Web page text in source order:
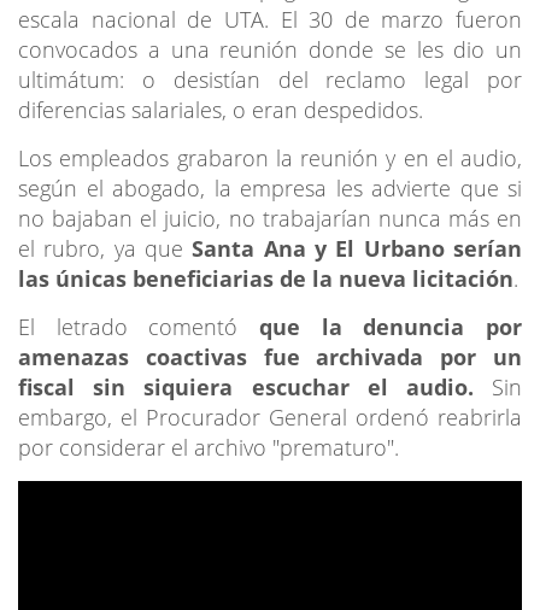
escala nacional de UTA. El 30 de marzo fueron
convocados a una reunión donde se les dio un
ultimátum: o desistían del reclamo legal por
diferencias salariales, o eran despedidos.
Los empleados grabaron la reunión y en el audio,
según el abogado, la empresa les advierte que si
no bajaban el juicio, no trabajarían nunca más en
el rubro, ya queSanta Ana y El Urbano serían
las únicas beneficiarias de la nueva licitación.
El letrado comentó que la denuncia por
amenazas coactivas fue archivada por un
fiscal sin siquiera escuchar el audio. Sin
embargo, el Procurador General ordenó reabrirla
por considerar el archivo "prematuro".